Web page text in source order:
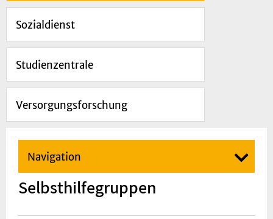
Sozialdienst
Studienzentrale
Versorgungsforschung
Navigation
Selbsthilfegruppen